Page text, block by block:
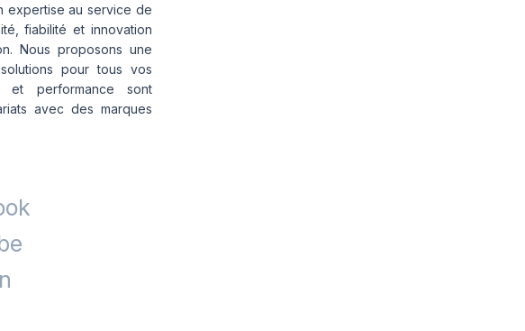
expertise au service de
fiabilité et innovation
Nous proposons une
pour tous vos
et performance sont
avec des marques